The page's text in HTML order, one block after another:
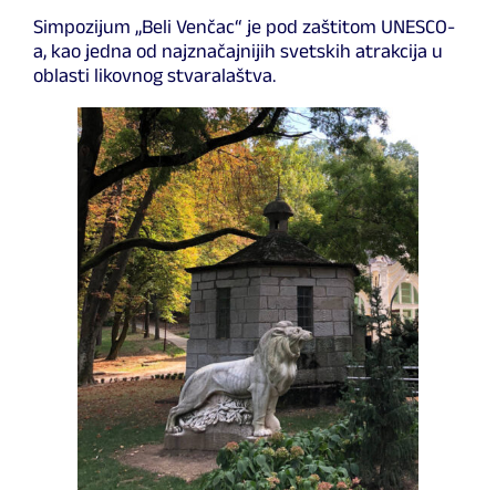
Simpozijum „Beli Venčac“ je pod zaštitom UNESCO-
a, kao jedna od najznačajnijih svetskih atrakcija u
oblasti likovnog stvaralaštva.